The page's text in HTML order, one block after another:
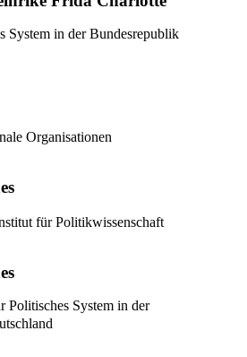
System in der Bundesrepublik
Organisationen
für Politikwissenschaft
Politisches System in der